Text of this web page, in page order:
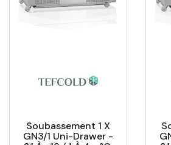
Soubassement 1 X
GN3/1 Uni-Drawer -